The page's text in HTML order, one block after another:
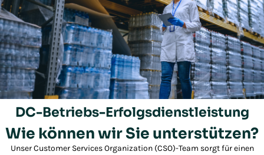
Play/Pause
DC-Betriebs-Erfolgsdienstleistung
Wie können wir Sie unterstützen?
Unser Customer Services Organization (CSO)-Team sorgt für einen